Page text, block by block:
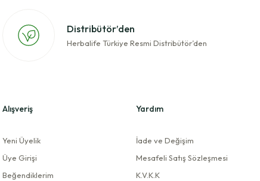
Distribütör’den
Herbalife Türkiye Resmi Distribütör’den
Alışveriş
Yeni Üyelik
Üye Girişi
Beğendiklerim
Yardım
İade ve Değişim
Mesafeli Satış Sözleşmesi
K.V.K.K